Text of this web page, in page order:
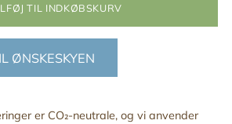
TIL INDKØBSKURV
ØNSKESKYEN
er CO₂-neutrale, og vi anvender